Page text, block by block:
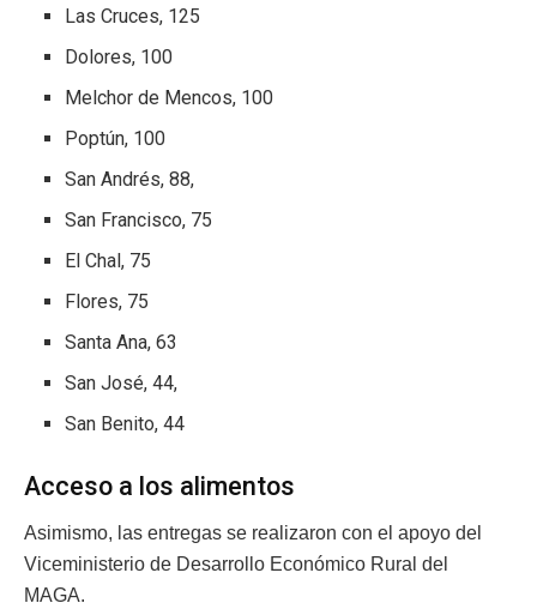
Las Cruces, 125
Dolores, 100
Melchor de Mencos, 100
Poptún, 100
San Andrés, 88,
San Francisco, 75
El Chal, 75
Flores, 75
Santa Ana, 63
San José, 44,
San Benito, 44
Acceso a los alimentos
Asimismo, las entregas se realizaron con el apoyo del
Viceministerio de Desarrollo Económico Rural del
MAGA.